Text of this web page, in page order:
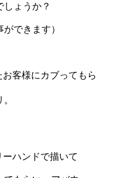
しょうか？
ができます）
客様にカブってもら
ハンドで描いて